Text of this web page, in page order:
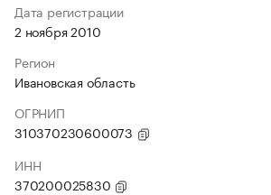
Дата регистрации
2 ноября 2010
Регион
Ивановская область
ОГРНИП
310370230600073
ИНН
370200025830